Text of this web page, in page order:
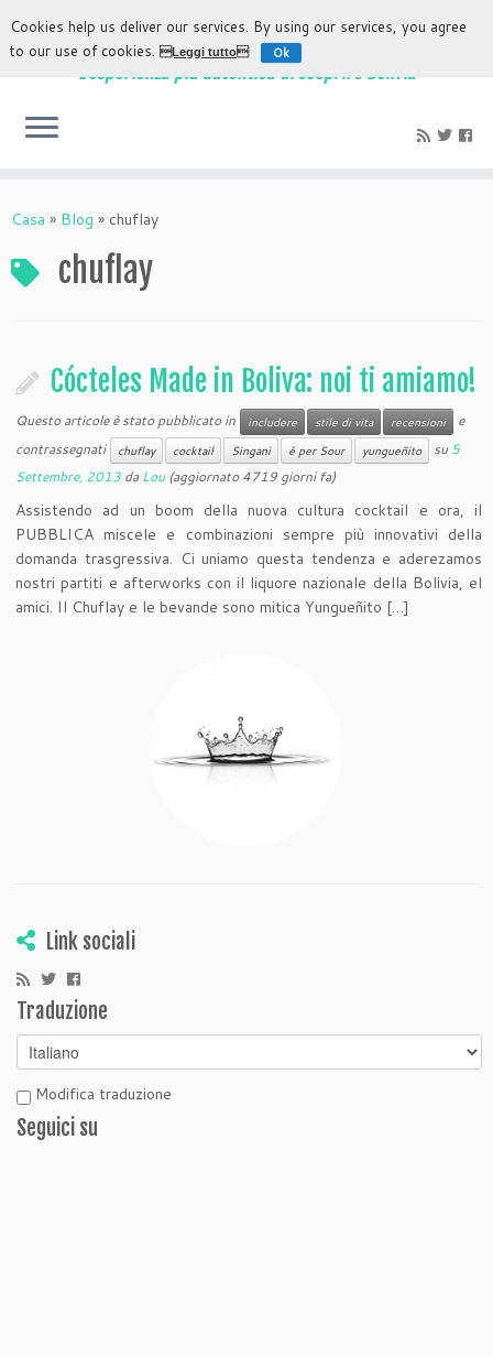
L'esperienza più autentica di scoprire Bolivia
Casa » Blog » chuflay
chuflay
Cócteles Made in Boliva: noi ti amiamo!
Questo articole è stato pubblicato in includere stile di vita recensioni
e
contrassegnati
chuflay cocktail Singani è per Sour yungueñito su5
Settembre, 2013 daLou(aggiornato 4719 giorni fa)
Assistendo ad un boom della nuova cultura cocktail e ora, il
PUBBLICA miscele e combinazioni sempre più innovativi della
domanda trasgressiva. Ci uniamo questa tendenza e aderezamos
nostri partiti e afterworks con il liquore nazionale della Bolivia, el
amici. Il Chuflay e le bevande sono mitica Yungueñito […]
Link sociali
Traduzione
Modifica traduzione
Seguici su
Cookies help us deliver our services. By using our services, you agree
to our use of cookies.Leggi tutto Ok